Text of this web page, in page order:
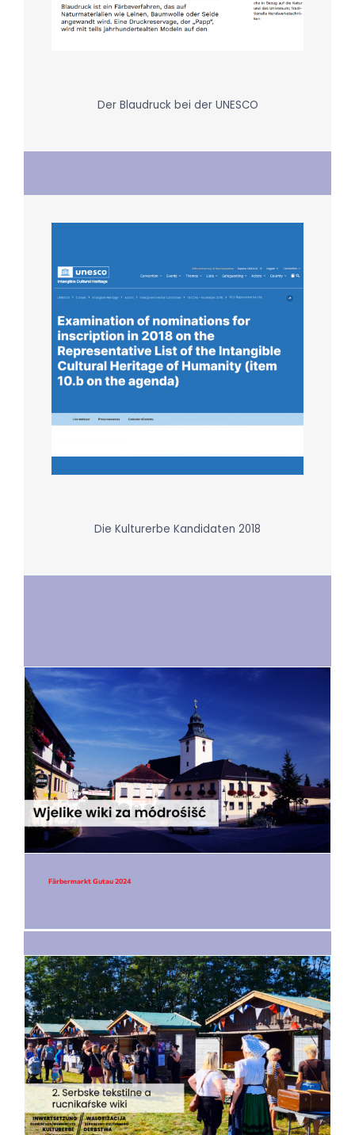
Der Blaudruck bei der UNESCO
Die Kulturerbe Kandidaten 2018
Färbermarkt Gutau 2024